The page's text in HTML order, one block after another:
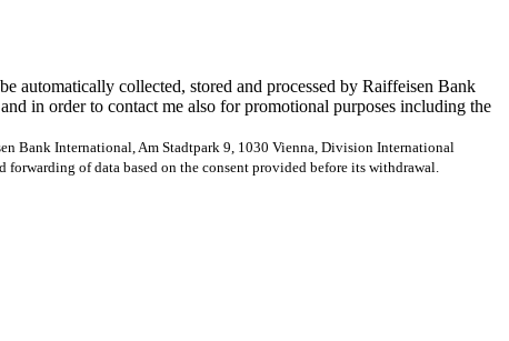
automatically collected, stored and processed by Raiffeisen Bank
in order to contact me also for promotional purposes including the
Bank International, Am Stadtpark 9, 1030 Vienna, Division International
of data based on the consent provided before its withdrawal.